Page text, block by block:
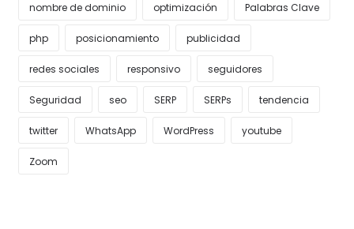
nombre de dominio optimización Palabras Clave
php posicionamiento publicidad
redes sociales responsivo seguidores
Seguridad seo SERP SERPs tendencia
twitter WhatsApp WordPress youtube
Zoom